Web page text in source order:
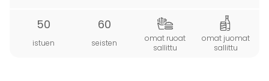
50
istuen
60
seisten
omat ruoat
sallittu
omat juomat
sallittu